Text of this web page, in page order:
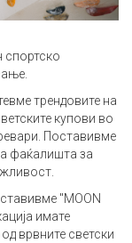
спортско
трендовите на
купови во
Поставивме
фаќалишта за
"MOON
имате
врвните светски